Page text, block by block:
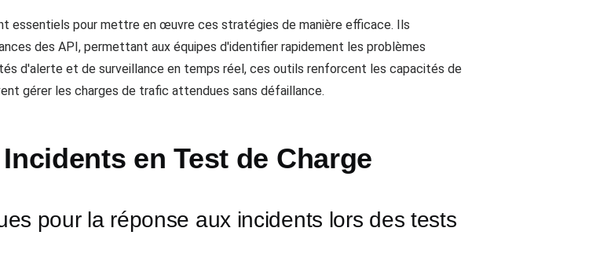
essentiels pour mettre en œuvre ces stratégies de manière efficace. Ils
des API, permettant aux équipes d'identifier rapidement les problèmes
d'alerte et de surveillance en temps réel, ces outils renforcent les capacités de
gérer les charges de trafic attendues sans défaillance.
en Test de Charge
pour la réponse aux incidents lors des tests